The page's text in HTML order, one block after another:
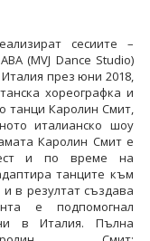
сесиите –
(MVJ Dance Studio)
през юни 2018,
хореографка и
танци Каролин Смит,
италианско шоу
Каролин Смит е
и по време на
танците към
в резултат създава
е подпомогнал
в Италия. Пълна